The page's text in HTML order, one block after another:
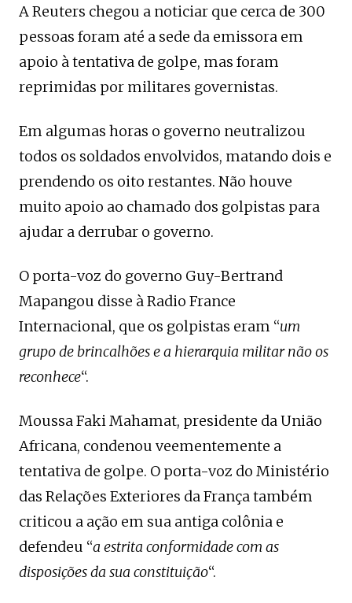
A Reuters chegou a noticiar que cerca de 300
pessoas foram até a sede da emissora em
apoio à tentativa de golpe, mas foram
reprimidas por militares governistas.
Em algumas horas o governo neutralizou
todos os soldados envolvidos, matando dois e
prendendo os oito restantes. Não houve
muito apoio ao chamado dos golpistas para
ajudar a derrubar o governo.
O porta-voz do governo Guy-Bertrand
Mapangou disse à Radio France
Internacional, que os golpistas eram “um
grupo de brincalhões e a hierarquia militar não os
reconhece“.
Moussa Faki Mahamat, presidente da União
Africana, condenou veementemente a
tentativa de golpe. O porta-voz do Ministério
das Relações Exteriores da França também
criticou a ação em sua antiga colônia e
defendeu “a estrita conformidade com as
disposições da sua constituição“.